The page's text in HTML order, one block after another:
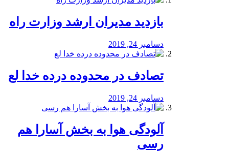
بازدید مدیران ارشد وزارت راه
دسامبر 24, 2019
تصادف در محدوده درده خدا لع
دسامبر 24, 2019
آلودگی هوا به بخش آسارا هم
رسی